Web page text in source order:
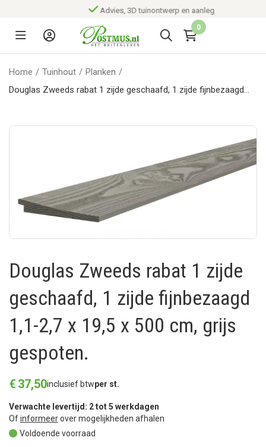
Advies, 3D tuinontwerp en aanleg
0
Home / Tuinhout / Planken /
Douglas Zweeds rabat 1 zijde geschaafd, 1 zijde fijnbezaagd
Douglas Zweeds rabat 1 zijde
geschaafd, 1 zijde fijnbezaagd
1,1-2,7 x 19,5 x 500 cm, grijs
gespoten.
€ 37,50inclusief btwper st.
Verwachte levertijd: 2 tot 5 werkdagen
Ofinformeerover mogelijkheden afhalen
Voldoende voorraad